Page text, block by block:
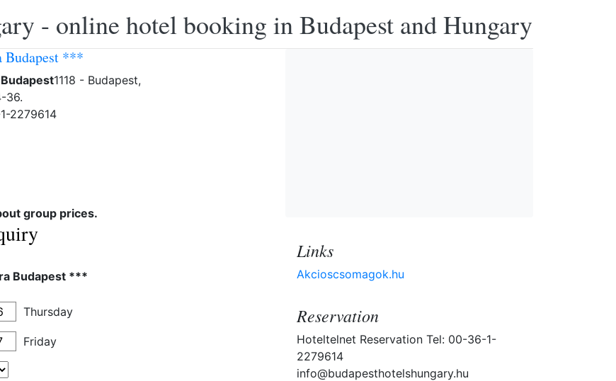
- online hotel booking in Budapest and Hungary
***
1118 - Budapest,
36.
2279614
group prices.
Budapest ***
Thursday
Friday
Links
Akcioscsomagok.hu
Reservation
Hoteltelnet Reservation Tel: 00-36-1-
2279614
info@budapesthotelshungary.hu